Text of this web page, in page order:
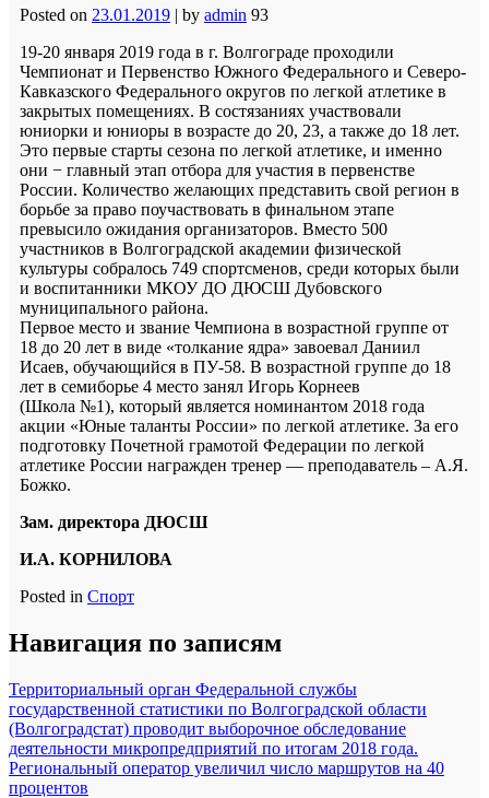
Posted on 23.01.2019 | by admin 93
19-20 января 2019 года в г. Волгограде проходили
Чемпионат и Первенство Южного Федерального и Северо-
Кавказского Федерального округов по легкой атлетике в
закрытых помещениях. В состязаниях участвовали
юниорки и юниоры в возрасте до 20, 23, а также до 18 лет.
Это первые старты сезона по легкой атлетике, и именно
они − главный этап отбора для участия в первенстве
России. Количество желающих представить свой регион в
борьбе за право поучаствовать в финальном этапе
превысило ожидания организаторов. Вместо 500
участников в Волгоградской академии физической
культуры собралось 749 спортсменов, среди которых были
и воспитанники МКОУ ДО ДЮСШ Дубовского
муниципального района.
Первое место и звание Чемпиона в возрастной группе от
18 до 20 лет в виде «толкание ядра» завоевал Даниил
Исаев, обучающийся в ПУ-58. В возрастной группе до 18
лет в семиборье 4 место занял Игорь Корнеев
(Школа №1), который является номинантом 2018 года
акции «Юные таланты России» по легкой атлетике. За его
подготовку Почетной грамотой Федерации по легкой
атлетике России награжден тренер — преподаватель – А.Я.
Божко.
Зам. директора ДЮСШ
И.А. КОРНИЛОВА
Posted in Спорт
Навигация по записям
Территориальный орган Федеральной службы
государственной статистики по Волгоградской области
(Волгоградстат) проводит выборочное обследование
деятельности микропредприятий по итогам 2018 года.
Региональный оператор увеличил число маршрутов на 40
процентов